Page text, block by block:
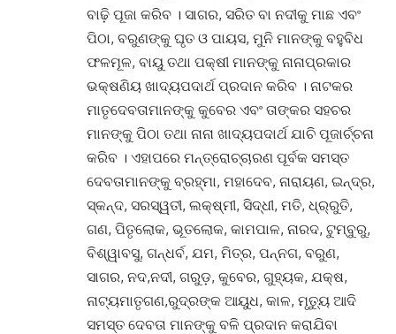
ବାଢି଼ ପୂଜା କରିବ । ସାଗର, ସରିତ ବା ନଦୀକୁ ମାଛ ଏବଂ
ପିଠା, ବରୁଣଙ୍କୁ ଘୃତ ଓ ପାୟସ, ମୁନି ମାନଙ୍କୁ ବହୁବିଧ
ଫଳମୂଳ, ବାୟୁ ତଥା ପକ୍ଷୀ ମାନଙ୍କୁ ନାନାପ୍ରକାର
ଭକ୍ଷଣିୟ ଖାଦ୍ୟପଦାର୍ଥ ପ୍ରଦାନ କରିବ । ନାଟକର
ମାତୃଦେବତାମାନଙ୍କୁ କୁବେର ଏବଂ ତାଙ୍କର ସହଚର
ମାନଙ୍କୁ ପିଠା ତଥା ନାନା ଖାଦ୍ୟପଦାର୍ଥ ଯାଚି ପୂଜାର୍ଚ୍ଚନା
କରିବ । ଏହାପରେ ମନ୍ତ୍ରୋଚ୍ଚାରଣ ପୂର୍ବକ ସମସ୍ତ
ଦେବତାମାନଙ୍କୁ ବ୍ରହ୍ମା, ମହାଦେବ, ନାରାୟଣ, ଇନ୍ଦ୍ର,
ସ୍କନ୍ଦ, ସରସ୍ୱତୀ, ଲକ୍ଷ୍ମୀ, ସିଦ୍ଧୀ, ମତି, ଧ୍ର୍ରୁତି,
ଗଣ, ପିତୃଲୋକ, ଭୂତଲୋକ, କାମପାଳ, ନାରଦ, ଟୁମ୍ବୁରୁ,
ବିଶ୍ୱାବସୁ, ଗନ୍ଧର୍ବ, ଯମ, ମିତ୍ର, ପନ୍ନଗ, ବରୁଣ,
ସାଗର, ନଦ,ନଦୀ, ଗରୁଡ଼, କୁବେର, ଗୁହ୍ୟକ, ଯକ୍ଷ,
ନାଟ୍ୟମାତୃଗଣ,ରୁଦ୍ରଙ୍କ ଆୟୁଧ, କାଳ, ମୃତ୍ୟୁ ଆଦି
ସମସ୍ତ ଦେବତା ମାନଙ୍କୁ ବଳି ପ୍ରଦାନ କରାଯିବା